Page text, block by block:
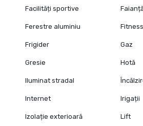
Facilități sportive
Ferestre aluminiu Fitness
Frigider Gaz
Gresie Hotă
Iluminat stradal
Internet Irigații
Izolație exterioară Lift